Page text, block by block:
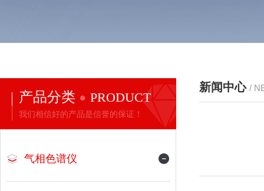
产品分类 PRODUCT
我们相信好的产品是信誉的保证！
气相色谱仪
新闻中心 /